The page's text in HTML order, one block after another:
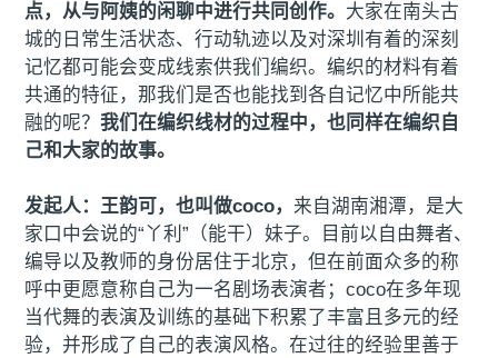
点，从与阿姨的闲聊中进行共同创作。 大家在南头古
城的日常生活状态、行动轨迹以及对深圳有着的深刻
记忆都可能会变成线索供我们编织。编织的材料有着
共通的特征，那我们是否也能找到各自记忆中所能共
融的呢？我们在编织线材的过程中，也同样在编织自
己和大家的故事。
发起人：王韵可，也叫做coco，来自湖南湘潭，是大
家口中会说的“丫利”（能干）妹子。目前以自由舞者、
编导以及教师的身份居住于北京，但在前面众多的称
呼中更愿意称自己为一名剧场表演者；coco在多年现
当代舞的表演及训练的基础下积累了丰富且多元的经
验，并形成了自己的表演风格。在过往的经验里善于